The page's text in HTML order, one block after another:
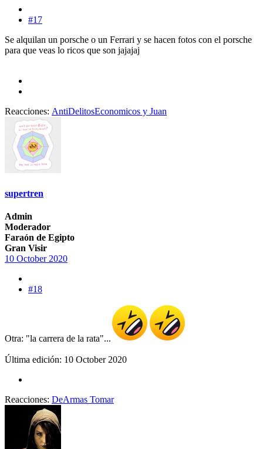
#17
Se alquilan un porsche o un Ferrari y se hacen fotos con el porsche
para que veas lo ricos que son jajajaj
Reacciones: AntiDelitosEconomicos y Juan
supertren
Admin
Moderador
Faraón de Egipto
Gran Visir
10 October 2020
#18
Otra: "la carrera de la rata"...
Última edición: 10 October 2020
Reacciones: DeArmas Tomar